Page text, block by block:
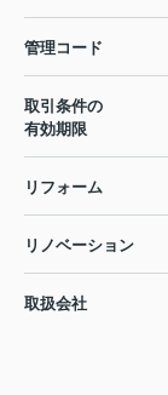
管理コード
取引条件の
有効期限
リフォーム
リノベーション
取扱会社